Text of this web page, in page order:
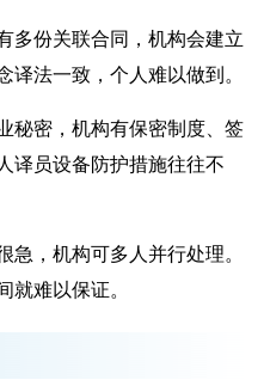
份关联合同，机构会建立
译法一致，个人难以做到。
密，机构有保密制度、签
译员设备防护措施往往不
，机构可多人并行处理。
就难以保证。